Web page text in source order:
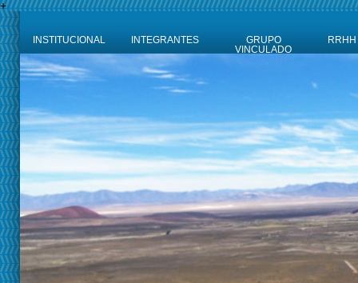
+
INSTITUCIONAL INTEGRANTES
GRUPO
VINCULADO
RRHH